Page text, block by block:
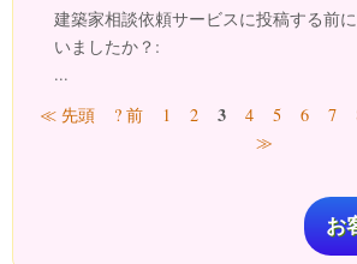
建築家相談依頼サービスに投稿する前
いましたか？:
...
ページ
≪ 先頭 ? 前 1 2 3 4 5 6 7
≫
お